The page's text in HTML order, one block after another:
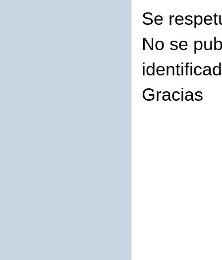
Se
No se
Gracias